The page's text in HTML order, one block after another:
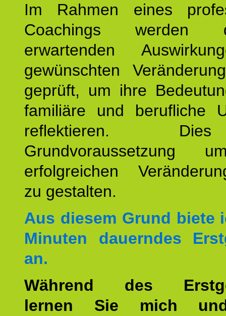
Im Rahmen eines
Coachings
erwartenden
gewünschten
geprüft, um ihre
familiäre und berufliche
reflektieren.
Grundvoraussetzung
erfolgreichen
zu gestalten.
Aus diesem Grund biete
Minuten dauerndes
an.
Während des
lernen Sie mich